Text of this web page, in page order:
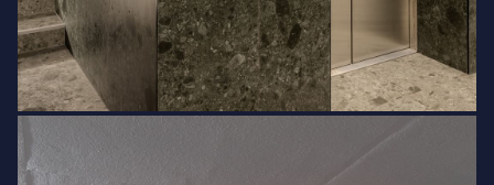
Ceramica і HPL-панелей австрійського
виробника FunderMax. Вишукане
просторе лобі з дизайнерським
оздобленням натуральними матеріалами,
мебльованими зонами відпочинку та
стійкою ресепшн. Також наявна